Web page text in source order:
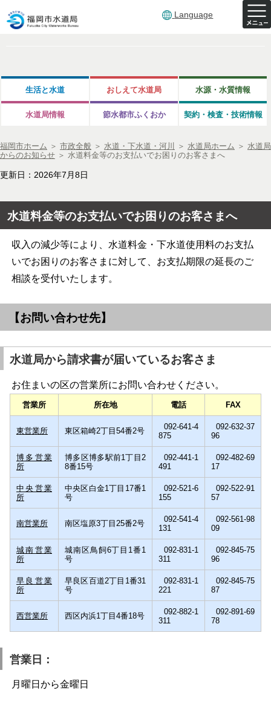
Language
生活と水道 おしえて水道局 水源・水質情報
水道局情報 節水都市ふくおか 契約・検査・技術情報
福岡市ホーム ＞ 市政全般 ＞ 水道・下水道・河川 ＞ 水道局ホーム ＞ 水道局
からのお知らせ ＞ 水道料金等のお支払いでお困りのお客さまへ
更新日：2026年7月8日
水道料金等のお支払いでお困りのお客さまへ
収入の減少等により、水道料金・下水道使用料のお支払
いでお困りのお客さまに対して、お支払期限の延長のご
相談を受付いたします。
【お問い合わせ先】
水道局から請求書が届いているお客さま
お住まいの区の営業所にお問い合わせください。
営業所 所在地 電話 FAX
東営業所 東区箱崎2丁目54番2号
092-641-4
875
092-632-37
96
博多営業
所
博多区博多駅前1丁目2
8番15号
092-441-1
491
092-482-69
17
中央営業
所
中央区白金1丁目17番1
号
092-521-6
155
092-522-91
57
南営業所 南区塩原3丁目25番2号
092-541-4
131
092-561-98
09
城南営業
所
城南区鳥飼6丁目1番1
号
092-831-1
311
092-845-75
96
早良営業
所
早良区百道2丁目1番31
号
092-831-1
221
092-845-75
87
西営業所 西区内浜1丁目4番18号
092-882-1
311
092-891-69
78
営業日：
月曜日から金曜日